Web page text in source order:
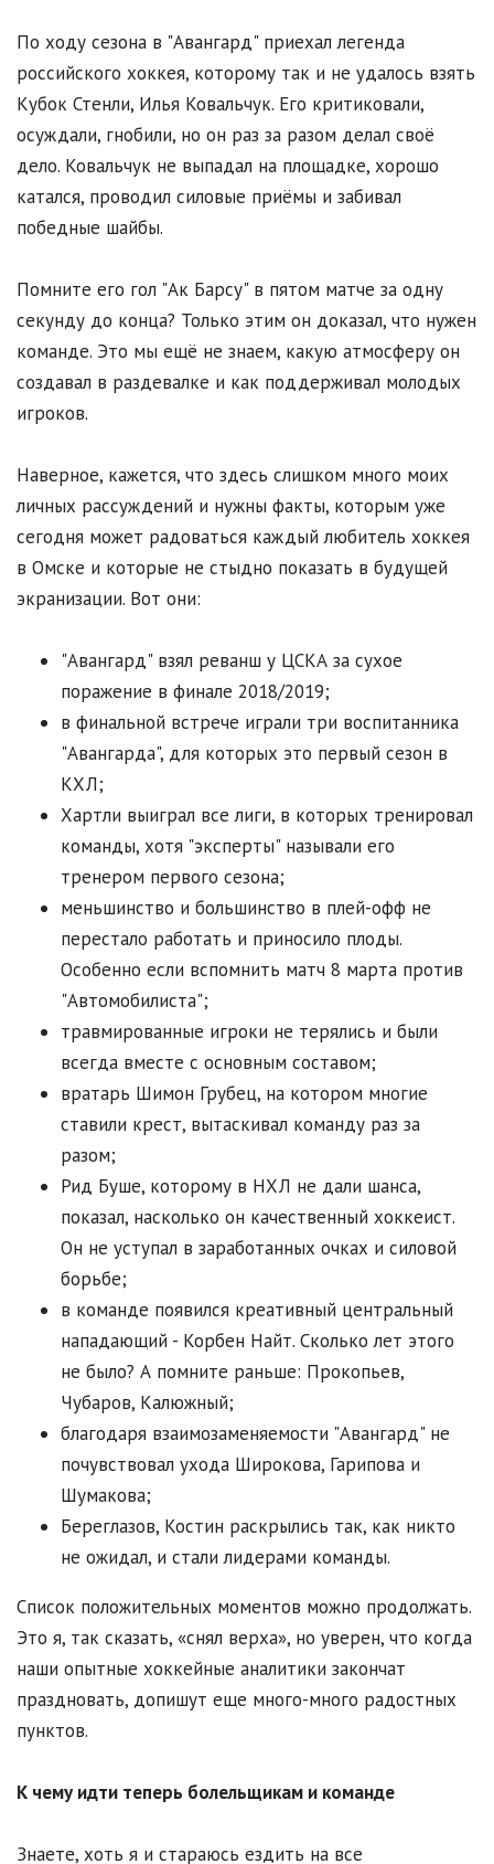
По ходу сезона в "Авангард" приехал легенда
российского хоккея, которому так и не удалось взять
Кубок Стенли, Илья Ковальчук. Его критиковали,
осуждали, гнобили, но он раз за разом делал своё
дело. Ковальчук не выпадал на площадке, хорошо
катался, проводил силовые приёмы и забивал
победные шайбы.
Помните его гол "Ак Барсу" в пятом матче за одну
секунду до конца? Только этим он доказал, что нужен
команде. Это мы ещё не знаем, какую атмосферу он
создавал в раздевалке и как поддерживал молодых
игроков.
Наверное, кажется, что здесь слишком много моих
личных рассуждений и нужны факты, которым уже
сегодня может радоваться каждый любитель хоккея
в Омске и которые не стыдно показать в будущей
экранизации. Вот они:
"Авангард" взял реванш у ЦСКА за сухое
поражение в финале 2018/2019;
в финальной встрече играли три воспитанника
"Авангарда", для которых это первый сезон в
КХЛ;
Хартли выиграл все лиги, в которых тренировал
команды, хотя "эксперты" называли его
тренером первого сезона;
меньшинство и большинство в плей-офф не
перестало работать и приносило плоды.
Особенно если вспомнить матч 8 марта против
"Автомобилиста";
травмированные игроки не терялись и были
всегда вместе с основным составом;
вратарь Шимон Грубец, на котором многие
ставили крест, вытаскивал команду раз за
разом;
Рид Буше, которому в НХЛ не дали шанса,
показал, насколько он качественный хоккеист.
Он не уступал в заработанных очках и силовой
борьбе;
в команде появился креативный центральный
нападающий - Корбен Найт. Сколько лет этого
не было? А помните раньше: Прокопьев,
Чубаров, Калюжный;
благодаря взаимозаменяемости "Авангард" не
почувствовал ухода Широкова, Гарипова и
Шумакова;
Береглазов, Костин раскрылись так, как никто
не ожидал, и стали лидерами команды.
Список положительных моментов можно продолжать.
Это я, так сказать, «снял верха», но уверен, что когда
наши опытные хоккейные аналитики закончат
праздновать, допишут еще много-много радостных
пунктов.
К чему идти теперь болельщикам и команде
Знаете, хоть я и стараюсь ездить на все